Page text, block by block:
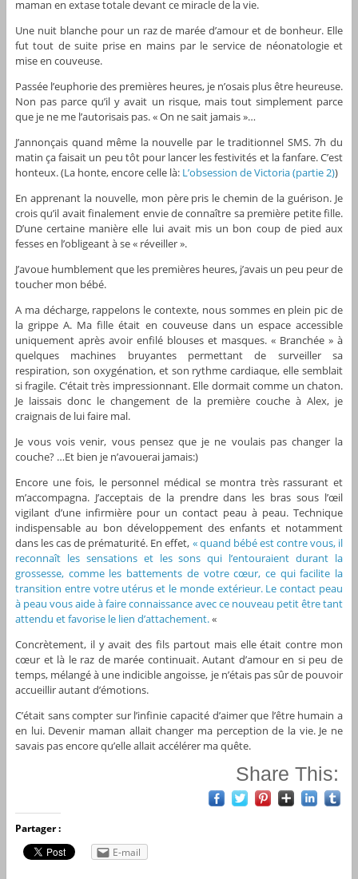
maman en extase totale devant ce miracle de la vie.
Une nuit blanche pour un raz de marée d’amour et de bonheur. Elle
fut tout de suite prise en mains par le service de néonatologie et
mise en couveuse.
Passée l’euphorie des premières heures, je n’osais plus être heureuse.
Non pas parce qu’il y avait un risque, mais tout simplement parce
que je ne me l’autorisais pas. « On ne sait jamais »…
J’annonçais quand même la nouvelle par le traditionnel SMS. 7h du
matin ça faisait un peu tôt pour lancer les festivités et la fanfare. C’est
honteux. (La honte, encore celle là: L’obsession de Victoria (partie 2))
En apprenant la nouvelle, mon père pris le chemin de la guérison. Je
crois qu’il avait finalement envie de connaître sa première petite fille.
D’une certaine manière elle lui avait mis un bon coup de pied aux
fesses en l’obligeant à se « réveiller ».
J’avoue humblement que les premières heures, j’avais un peu peur de
toucher mon bébé.
A ma décharge, rappelons le contexte, nous sommes en plein pic de
la grippe A. Ma fille était en couveuse dans un espace accessible
uniquement après avoir enfilé blouses et masques. « Branchée » à
quelques machines bruyantes permettant de surveiller sa
respiration, son oxygénation, et son rythme cardiaque, elle semblait
si fragile. C’était très impressionnant. Elle dormait comme un chaton.
Je laissais donc le changement de la première couche à Alex, je
craignais de lui faire mal.
Je vous vois venir, vous pensez que je ne voulais pas changer la
couche? …Et bien je n’avouerai jamais:)
Encore une fois, le personnel médical se montra très rassurant et
m’accompagna. J’acceptais de la prendre dans les bras sous l’œil
vigilant d’une infirmière pour un contact peau à peau. Technique
indispensable au bon développement des enfants et notamment
dans les cas de prématurité. En effet, « quand bébé est contre vous, il
reconnaît les sensations et les sons qui l’entouraient durant la
grossesse, comme les battements de votre cœur, ce qui facilite la
transition entre votre utérus et le monde extérieur. Le contact peau
à peau vous aide à faire connaissance avec ce nouveau petit être tant
attendu et favorise le lien d’attachement.«
Concrètement, il y avait des fils partout mais elle était contre mon
cœur et là le raz de marée continuait. Autant d’amour en si peu de
temps, mélangé à une indicible angoisse, je n’étais pas sûr de pouvoir
accueillir autant d’émotions.
C’était sans compter sur l’infinie capacité d’aimer que l’être humain a
en lui. Devenir maman allait changer ma perception de la vie. Je ne
savais pas encore qu’elle allait accélérer ma quête.
Share This:
Partager :
E-mail